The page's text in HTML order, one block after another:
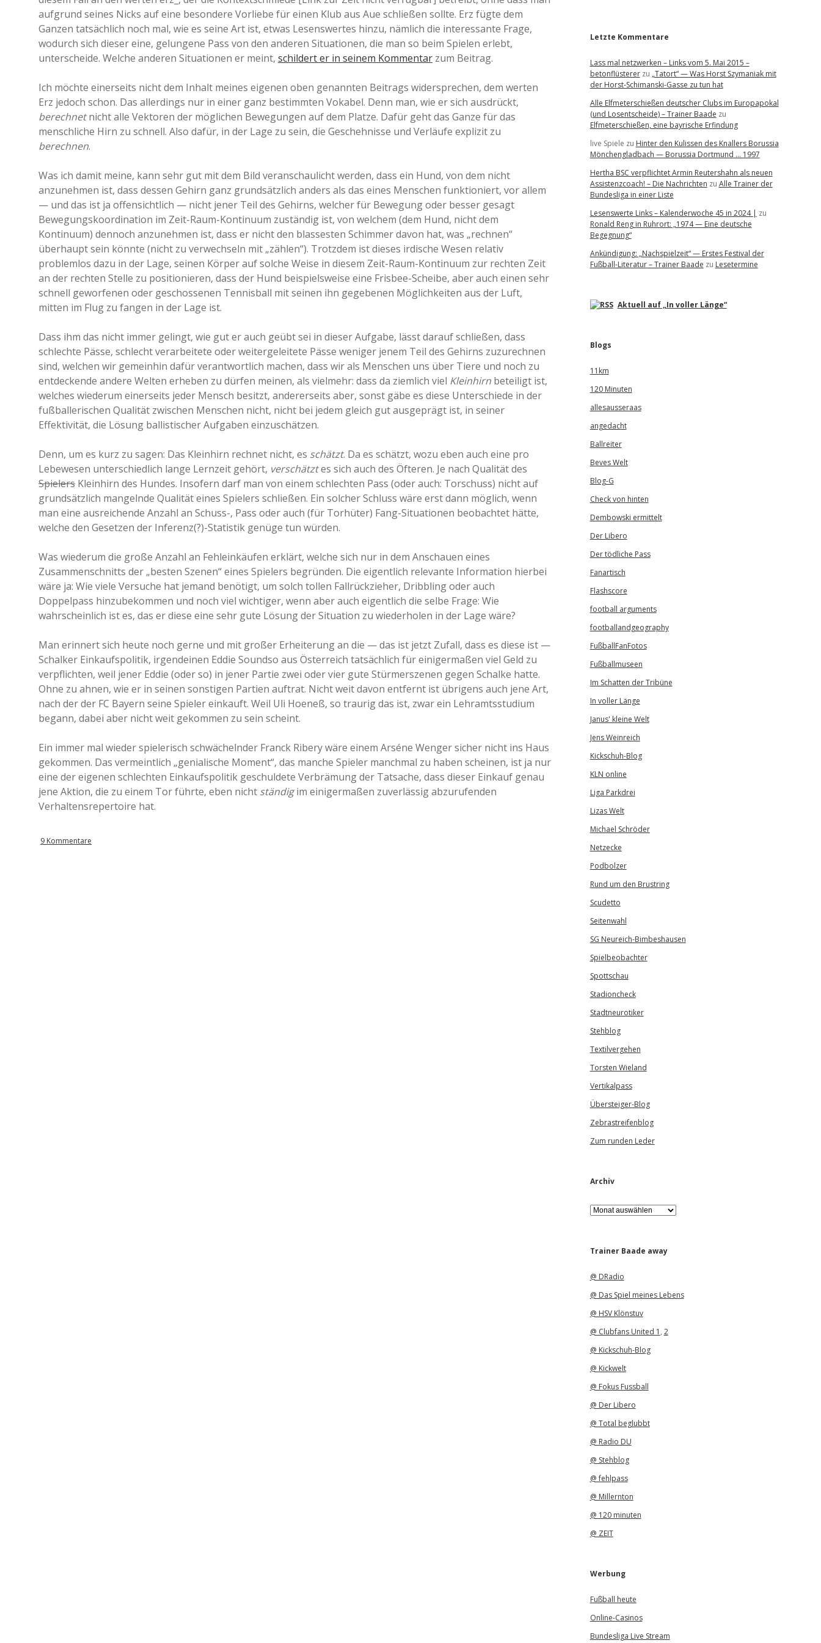
a
a
d
e
aufgrund seines Nicks auf eine besondere Vorliebe für einen Klub aus Aue schließen sollte. Erz fügte dem
Ganzen tatsächlich noch mal, wie es seine Art ist, etwas Lesenswertes hinzu, nämlich die interessante Frage,
wodurch sich dieser eine, gelungene Pass von den anderen Situationen, die man so beim Spielen erlebt,
unterscheide. Welche anderen Situationen er meint, schildert er in seinem Kommentar zum Beitrag.
Ich möchte einerseits nicht dem Inhalt meines eigenen oben genannten Beitrags widersprechen, dem werten
Erz jedoch schon. Das allerdings nur in einer ganz bestimmten Vokabel. Denn man, wie er sich ausdrückt,
berechnetnicht alle Vektoren der möglichen Bewegungen auf dem Platze. Dafür geht das Ganze für das
menschliche Hirn zu schnell. Also dafür, in der Lage zu sein, die Geschehnisse und Verläufe explizit zu
berechnen.
Was ich damit meine, kann sehr gut mit dem Bild veranschaulicht werden, dass ein Hund, von dem nicht
anzunehmen ist, dass dessen Gehirn ganz grundsätzlich anders als das eines Menschen funktioniert, vor allem
— und das ist ja offensichtlich — nicht jener Teil des Gehirns, welcher für Bewegung oder besser gesagt
Bewegungskoordination im Zeit-Raum-Kontinuum zuständig ist, von welchem (dem Hund, nicht dem
Kontinuum) dennoch anzunehmen ist, dass er nicht den blassesten Schimmer davon hat, was „rechnen“
überhaupt sein könnte (nicht zu verwechseln mit „zählen“). Trotzdem ist dieses irdische Wesen relativ
problemlos dazu in der Lage, seinen Körper auf solche Weise in diesem Zeit-Raum-Kontinuum zur rechten Zeit
an der rechten Stelle zu positionieren, dass der Hund beispielsweise eine Frisbee-Scheibe, aber auch einen sehr
schnell geworfenen oder geschossenen Tennisball mit seinen ihn gegebenen Möglichkeiten aus der Luft,
mitten im Flug zu fangen in der Lage ist.
Dass ihm das nicht immer gelingt, wie gut er auch geübt sei in dieser Aufgabe, lässt darauf schließen, dass
schlechte Pässe, schlecht verarbeitete oder weitergeleitete Pässe weniger jenem Teil des Gehirns zuzurechnen
sind, welchen wir gemeinhin dafür verantwortlich machen, dass wir als Menschen uns über Tiere und noch zu
entdeckende andere Welten erheben zu dürfen meinen, als vielmehr: dass da ziemlich viel Kleinhirn beteiligt ist,
welches wiederum einerseits jeder Mensch besitzt, andererseits aber, sonst gäbe es diese Unterschiede in der
fußballerischen Qualität zwischen Menschen nicht, nicht bei jedem gleich gut ausgeprägt ist, in seiner
Effektivität, die Lösung ballistischer Aufgaben einzuschätzen.
Denn, um es kurz zu sagen: Das Kleinhirn rechnet nicht, es schätzt. Da es schätzt, wozu eben auch eine pro
Lebewesen unterschiedlich lange Lernzeit gehört, verschätztes sich auch des Öfteren. Je nach Qualität des
Spielers Kleinhirn des Hundes. Insofern darf man von einem schlechten Pass (oder auch: Torschuss) nicht auf
grundsätzlich mangelnde Qualität eines Spielers schließen. Ein solcher Schluss wäre erst dann möglich, wenn
man eine ausreichende Anzahl an Schuss-, Pass oder auch (für Torhüter) Fang-Situationen beobachtet hätte,
welche den Gesetzen der Inferenz(?)-Statistik genüge tun würden.
Was wiederum die große Anzahl an Fehleinkäufen erklärt, welche sich nur in dem Anschauen eines
Zusammenschnitts der „besten Szenen“ eines Spielers begründen. Die eigentlich relevante Information hierbei
wäre ja: Wie viele Versuche hat jemand benötigt, um solch tollen Fallrückzieher, Dribbling oder auch
Doppelpass hinzubekommen und noch viel wichtiger, wenn aber auch eigentlich die selbe Frage: Wie
wahrscheinlich ist es, das er diese eine sehr gute Lösung der Situation zu wiederholen in der Lage wäre?
Man erinnert sich heute noch gerne und mit großer Erheiterung an die — das ist jetzt Zufall, dass es diese ist —
Schalker Einkaufspolitik, irgendeinen Eddie Soundso aus Österreich tatsächlich für einigermaßen viel Geld zu
verpflichten, weil jener Eddie (oder so) in jener Partie zwei oder vier gute Stürmerszenen gegen Schalke hatte.
Ohne zu ahnen, wie er in seinen sonstigen Partien auftrat. Nicht weit davon entfernt ist übrigens auch jene Art,
nach der der FC Bayern seine Spieler einkauft. Weil Uli Hoeneß, so traurig das ist, zwar ein Lehramtsstudium
begann, dabei aber nicht weit gekommen zu sein scheint.
Ein immer mal wieder spielerisch schwächelnder Franck Ribery wäre einem Arséne Wenger sicher nicht ins Haus
gekommen. Das vermeintlich „genialische Moment“, das manche Spieler manchmal zu haben scheinen, ist ja nur
eine der eigenen schlechten Einkaufspolitik geschuldete Verbrämung der Tatsache, dass dieser Einkauf genau
jene Aktion, die zu einem Tor führte, eben nicht ständigim einigermaßen zuverlässig abzurufenden
Verhaltensrepertoire hat.
9 Kommentare
Letzte Kommentare
Lass mal netzwerken – Links vom 5. Mai 2015 –
betonflüstererzu „Tatort“ — Was Horst Szymaniak mit
der Horst-Schimanski-Gasse zu tun hat
Alle Elfmeterschießen deutscher Clubs im Europapokal
(und Losentscheide) – Trainer Baade zu
Elfmeterschießen, eine bayrische Erfindung
live Spiele zu Hinter den Kulissen des Knallers Borussia
Mönchengladbach — Borussia Dortmund … 1997
Hertha BSC verpflichtet Armin Reutershahn als neuen
Assistenzcoach! – Die Nachrichten zu Alle Trainer der
Bundesliga in einer Liste
Lesenswerte Links – Kalenderwoche 45 in 2024 | zu
Ronald Reng in Ruhrort: „1974 — Eine deutsche
Begegnung“
Ankündigung: „Nachspielzeit“ — Erstes Festival der
Fußball-Literatur – Trainer Baade zu Lesetermine
Aktuell auf „In voller Länge“
Blogs
11km
120 Minuten
allesausseraas
angedacht
Ballreiter
Beves Welt
Blog-G
Check von hinten
Dembowski ermittelt
Der Libero
Der tödliche Pass
Fanartisch
Flashscore
football arguments
footballandgeography
FußballFanFotos
Fußballmuseen
Im Schatten der Tribüne
In voller Länge
Janus' kleine Welt
Jens Weinreich
Kickschuh-Blog
KLN online
Liga Parkdrei
Lizas Welt
Michael Schröder
Netzecke
Podbolzer
Rund um den Brustring
Scudetto
Seitenwahl
SG Neureich-Bimbeshausen
Spielbeobachter
Spottschau
Stadioncheck
Stadtneurotiker
Stehblog
Textilvergehen
Torsten Wieland
Vertikalpass
Übersteiger-Blog
Zebrastreifenblog
Zum runden Leder
Archiv
A
r
iTrainer Baade away
@ DRadio
@ Das Spiel meines Lebens
@ HSV Klönstuv
@ Clubfans United 1 , 2
@ Kickschuh-Blog
@ Kickwelt
@ Fokus Fussball
@ Der Libero
@ Total beglubbt
@ Radio DU
@ Stehblog
@ fehlpass
@ Millernton
@ 120 minuten
@ ZEIT
Werbung
Fußball heute
Online-Casinos
Bundesliga Live Stream